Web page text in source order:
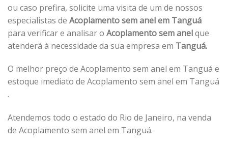
ou caso prefira, solicite uma visita de um de nossos
especialistas de Acoplamento sem anel em Tanguá
para verificar e analisar o Acoplamento sem anelque
atenderá à necessidade da sua empresa em Tanguá.
O melhor preço de Acoplamento sem anel em Tanguá e
estoque imediato de Acoplamento sem anel em Tanguá
.
Atendemos todo o estado do Rio de Janeiro, na venda
de Acoplamento sem anel em Tanguá.